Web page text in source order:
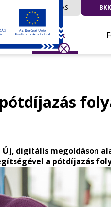
UTAZÁS BKK
Hírek
Új, digitális megoldáson
a pótdíjazás